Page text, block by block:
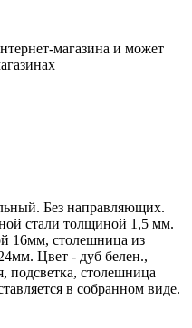
магазина и может
Без направляющих.
стали толщиной 1,5 мм.
столешница из
Цвет - дуб белен.,
подсветка, столешница
в собранном виде.